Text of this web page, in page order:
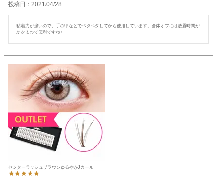
投稿日 2021/04/28
粘着力が強いので、手の甲などでペタペタしてから使用しています。全体オフには放置時間が
かかるので便利ですね♪
センターラッシュブラウンゆるやかJカール